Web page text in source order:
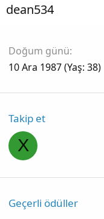
dean534
Doğum günü
10 Ara 1987 (Yaş: 38)
Takip et
X
Geçerli ödüller